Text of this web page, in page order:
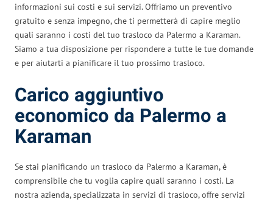
informazioni sui costi e sui servizi. Offriamo un preventivo
gratuito e senza impegno, che ti permetterà di capire meglio
quali saranno i costi del tuo trasloco da Palermo a Karaman.
Siamo a tua disposizione per rispondere a tutte le tue domande
e per aiutarti a pianificare il tuo prossimo trasloco.
Carico aggiuntivo
economico da Palermo a
Karaman
Se stai pianificando un trasloco da Palermo a Karaman, è
comprensibile che tu voglia capire quali saranno i costi. La
nostra azienda, specializzata in servizi di trasloco, offre servizi